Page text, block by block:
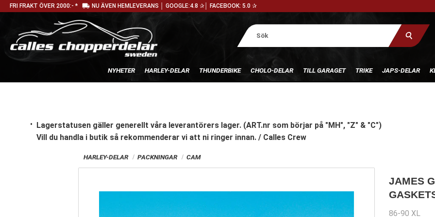
FRI FRAKT ÖVER 2000:- * local_shipping NU ÄVEN HEMLEVERANS │ GOOGLE:4.8 ✰│ FACEBOOK: 5.0 ✰
NYHETER HARLEY-DELAR THUNDERBIKE CHOLO-DELAR TILL GARAGET TRIKE JAPS-DELAR
Lagerstatusen gäller generellt våra leverantörers lager. (ART.nr som börjar på "MH", "Z" & "C")
Vill du handla i butik så rekommenderar vi att ni ringer innan. / Calles Crew
HARLEY-DELAR PACKNINGAR CAM
JAMES
86-90 XL